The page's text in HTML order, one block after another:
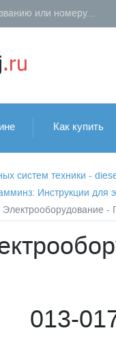
Как купить
систем техники -
Инструкции
-
013-